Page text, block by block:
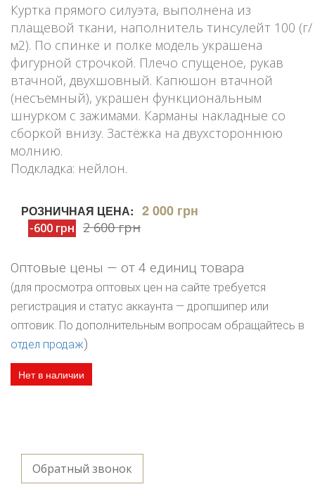
Куртка прямого силуэта, выполнена из
плащевой ткани, наполнитель тинсулейт 100 (г/
м2). По спинке и полке модель украшена
фигурной строчкой. Плечо спущеное, рукав
втачной, двухшовный. Капюшон втачной
(несъемный), украшен функциональным
шнурком с зажимами. Карманы накладные со
сборкой внизу. Застёжка на двухстороннюю
молнию.
Подкладка: нейлон.
РОЗНИЧНАЯ ЦЕНА: 2 000 грн
-600 грн 2 600 грн
Оптовые цены — от 4 единиц товара
(для просмотра оптовых цен на сайте требуется
регистрация и статус аккаунта — дропшипер или
оптовик. По дополнительным вопросам обращайтесь в
отдел продаж)
Нет в наличии
Обратный звонок